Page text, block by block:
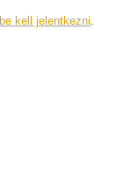
be kell jelentkezni.